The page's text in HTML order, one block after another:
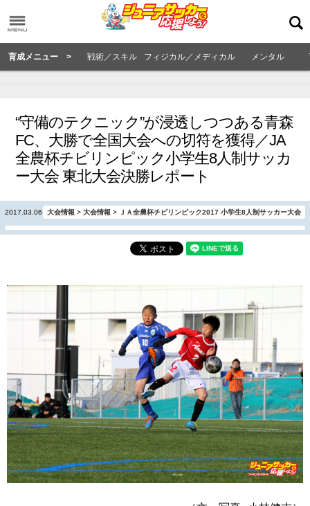
育成メニュー > 戦術／スキル フィジカル／メディカル メンタル
“守備のテクニック”が浸透しつつある青森
FC、大勝で全国大会への切符を獲得／JA
全農杯チビリンピック小学生8人制サッカ
ー大会 東北大会決勝レポート
2017.03.06 大会情報 > 大会情報 > ＪＡ全農杯チビリンピック2017 小学生8人制サッカー大会